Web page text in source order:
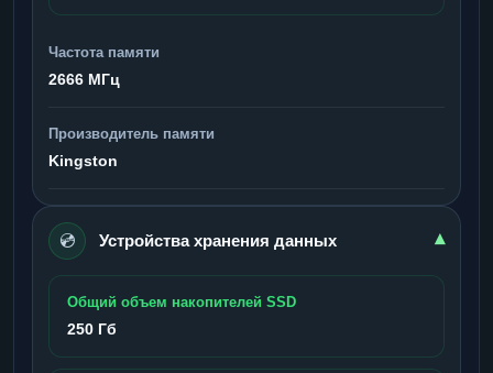
Частота памяти
2666 МГц
Производитель памяти
Kingston
💿 Устройства хранения данных ▾
Общий объем накопителей SSD
250 Гб